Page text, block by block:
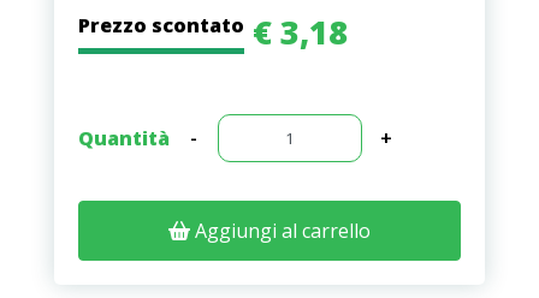
Prezzo scontato € 3,18
Quantità - +
Aggiungi al carrello